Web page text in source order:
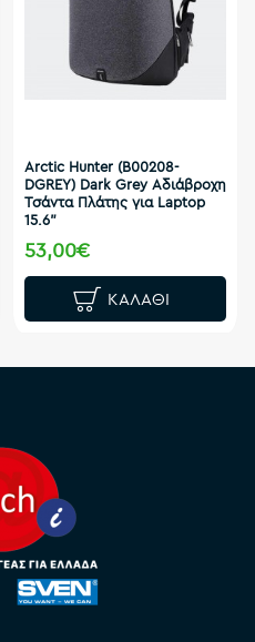
Arctic Hunter (B00208-
DGREY) Dark Grey Αδιάβροχη
Τσάντα Πλάτης για Laptop
15.6"
53,00€
ΚΑΛΆΘΙ